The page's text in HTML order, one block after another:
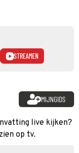
STREAMEN
MIJNGIDS
live kijken?
op tv.